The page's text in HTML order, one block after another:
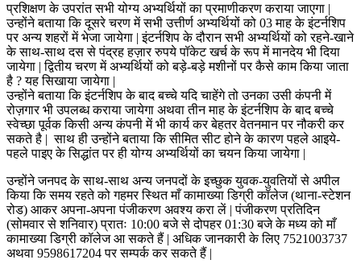
प्रशिक्षण के उपरांत सभी योग्य अभ्यर्थियों का प्रमाणीकरण कराया जाएगा |
उन्होंने बताया कि दूसरे चरण में सभी उत्तीर्ण अभ्यर्थियों को 03 माह के इंटर्नशिप
पर अन्य शहरों में भेजा जायेगा | इंटर्नशिप के दौरान सभी अभ्यर्थियों को रहने-खाने
के साथ-साथ दस से पंद्रह हज़ार रुपये पॉकेट खर्च के रूप में मानदेय भी दिया
जायेगा | द्वितीय चरण में अभ्यर्थियों को बड़े-बड़े मशीनों पर कैसे काम किया जाता
है ? यह सिखाया जायेगा |
उन्होंने बताया कि इंटर्नशिप के बाद बच्चे यदि चाहेंगे तो उनका उसी कंपनी में
रोज़गार भी उपलब्ध कराया जायेगा अथवा तीन माह के इंटर्नशिप के बाद बच्चे
स्वेच्छा पूर्वक किसी अन्य कंपनी में भी कार्य कर बेहतर वेतनमान पर नौकरी कर
सकते है | साथ ही उन्होंने बताया कि सीमित सीट होने के कारण पहले आइये-
पहले पाइए के सिद्धांत पर ही योग्य अभ्यर्थियों का चयन किया जायेगा |
उन्होंने जनपद के साथ-साथ अन्य जनपदों के इच्छुक युवक-युवतियों से अपील
किया कि समय रहते को गहमर स्थित माँ कामाख्या डिग्री कॉलेज (थाना-स्टेशन
रोड) आकर अपना-अपना पंजीकरण अवश्य करा लें | पंजीकरण प्रतिदिन
(सोमवार से शनिवार) प्रातः 10:00 बजे से दोपहर 01:30 बजे के मध्य को माँ
कामाख्या डिग्री कॉलेज आ सकते हैं | अधिक जानकारी के लिए 7521003737
अथवा 9598617204 पर सम्पर्क कर सकते हैं |